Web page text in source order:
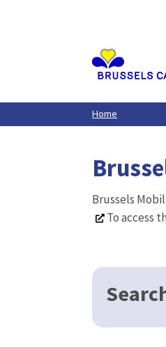
Home
Brussels
To access